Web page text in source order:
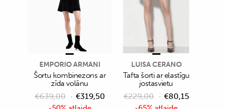
EMPORIO ARMANI
Šortu kombinezons ar
zīda volānu
€639,00 €319,50
LUISA CERANO
Tafta šorti ar elastīgu
jostasvietu
€229,00 €80,15